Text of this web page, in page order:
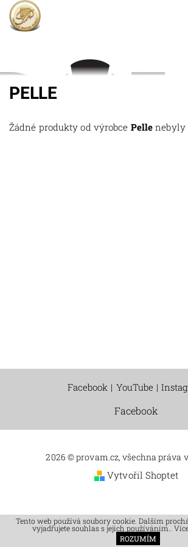
PELLE
Žádné produkty od výrobce Pelle nebyly
Facebook | YouTube |
Facebook
2026 © provam.cz, všechna práva
Vytvořil Shoptet
Tento web používá soubory cookie. Dalším
vyjadřujete souhlas s jejich používáním..
ROZUMÍM